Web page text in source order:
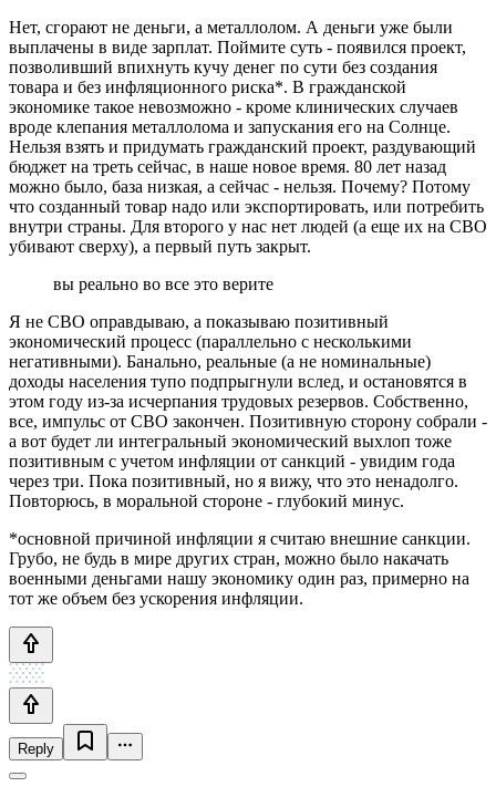
Нет, сгорают не деньги, а металлолом. А деньги уже были
выплачены в виде зарплат. Поймите суть - появился проект,
позволивший впихнуть кучу денег по сути без создания
товара и без инфляционного риска*. В гражданской
экономике такое невозможно - кроме клинических случаев
вроде клепания металлолома и запускания его на Солнце.
Нельзя взять и придумать гражданский проект, раздувающий
бюджет на треть сейчас, в наше новое время. 80 лет назад
можно было, база низкая, а сейчас - нельзя. Почему? Потому
что созданный товар надо или экспортировать, или потребить
внутри страны. Для второго у нас нет людей (а еще их на СВО
убивают сверху), а первый путь закрыт.
вы реально во все это верите
Я не СВО оправдываю, а показываю позитивный
экономический процесс (параллельно с несколькими
негативными). Банально, реальные (а не номинальные)
доходы населения тупо подпрыгнули вслед, и остановятся в
этом году из-за исчерпания трудовых резервов. Собственно,
все, импульс от СВО закончен. Позитивную сторону собрали -
а вот будет ли интегральный экономический выхлоп тоже
позитивным с учетом инфляции от санкций - увидим года
через три. Пока позитивный, но я вижу, что это ненадолго.
Повторюсь, в моральной стороне - глубокий минус.
*основной причиной инфляции я считаю внешние санкции.
Грубо, не будь в мире других стран, можно было накачать
военными деньгами нашу экономику один раз, примерно на
тот же объем без ускорения инфляции.
Reply